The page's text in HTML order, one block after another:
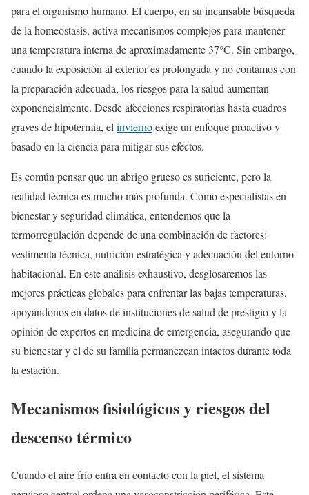
para el organismo humano. El cuerpo, en su incansable búsqueda
de la homeostasis, activa mecanismos complejos para mantener
una temperatura interna de aproximadamente 37°C. Sin embargo,
cuando la exposición al exterior es prolongada y no contamos con
la preparación adecuada, los riesgos para la salud aumentan
exponencialmente. Desde afecciones respiratorias hasta cuadros
graves de hipotermia, el inviernoexige un enfoque proactivo y
basado en la ciencia para mitigar sus efectos.
Es común pensar que un abrigo grueso es suficiente, pero la
realidad técnica es mucho más profunda. Como especialistas en
bienestar y seguridad climática, entendemos que la
termorregulación depende de una combinación de factores:
vestimenta técnica, nutrición estratégica y adecuación del entorno
habitacional. En este análisis exhaustivo, desglosaremos las
mejores prácticas globales para enfrentar las bajas temperaturas,
apoyándonos en datos de instituciones de salud de prestigio y la
opinión de expertos en medicina de emergencia, asegurando que
su bienestar y el de su familia permanezcan intactos durante toda
la estación.
Mecanismos fisiológicos y riesgos del
descenso térmico
Cuando el aire frío entra en contacto con la piel, el sistema